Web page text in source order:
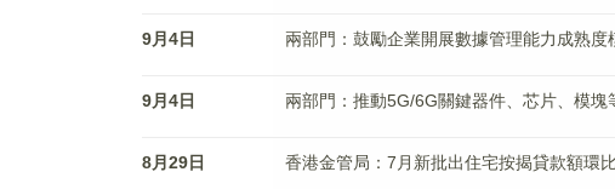
9月4日 兩部門：鼓勵企業開展數據管理能力成熟度
9月4日 兩部門：推動5G/6G關鍵器件、芯片、模
8月29日 香港金管局：7月新批出住宅按揭貸款額環